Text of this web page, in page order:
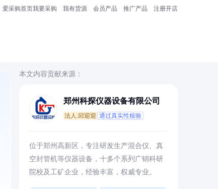
爱采购首页我要采购 我有货源 会员产品 推广产品 注册开店
本文内容贡献来源：
郑州科探仪器设备有限公司
法人:邱迎迎 通过真实性核验
位于郑州高新区，专注研发生产混合仪、真
空封管机等仪器设备，十多个系列广销科研
院校及工矿企业，经验丰富，权威专业。